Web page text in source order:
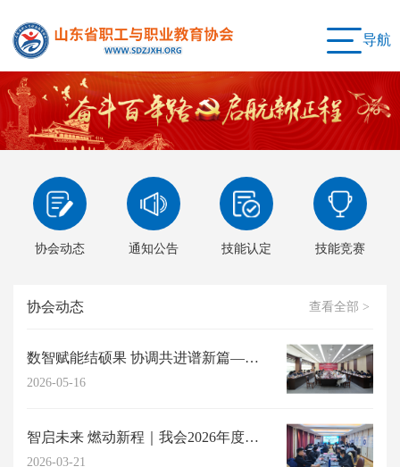
导航
协会动态 通知公告 技能认定 技能竞赛
协会动态 查看全部 >
数智赋能结硕果 协调共进谱新篇——我会2026年度高阶能力提升研习工作坊圆满...
2026-05-16
智启未来 燃动新程｜我会2026年度高阶能力提升研习工作坊成功举办
2026-03-21